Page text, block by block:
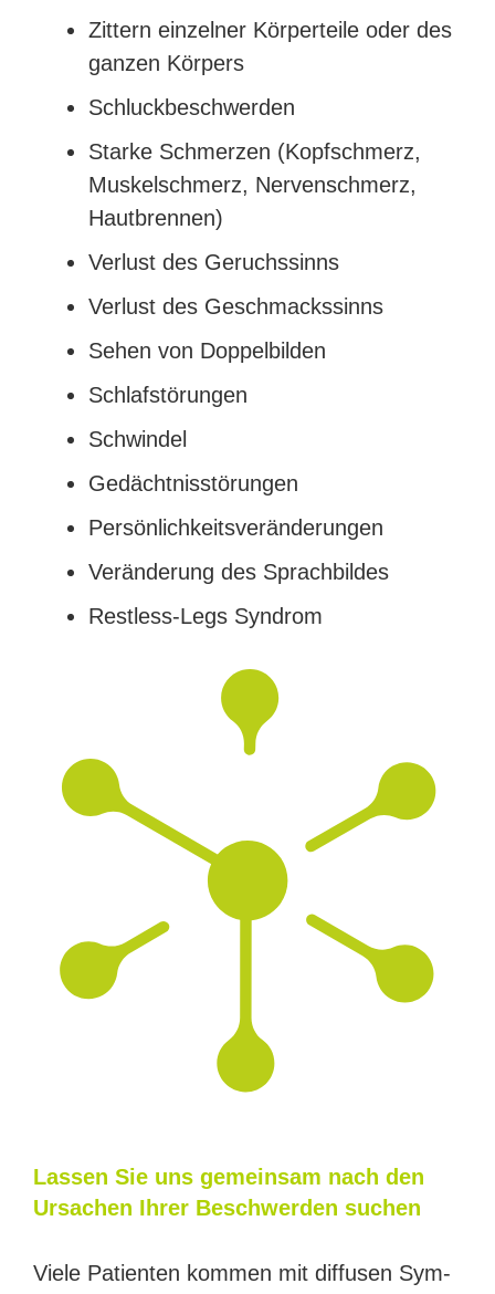
Zit­tern ein­zel­ner Kör­per­tei­le oder des
gan­zen Körpers
Schluck­be­schwer­den
Star­ke Schmer­zen (Kopf­schmerz,
Mus­kel­schmerz, Ner­ven­schmerz,
Hautbrennen)
Ver­lust des Geruchssinns
Ver­lust des Geschmackssinns
Sehen von Doppelbilden
Schlaf­stö­run­gen
Schwin­del
Gedächt­nis­stö­run­gen
Per­sön­lich­keits­ver­än­de­run­gen
Ver­än­de­rung des Sprachbildes
Restless-Legs Syn­drom
Las­sen Sie uns gemein­sam nach den
Ursa­chen Ihrer Beschwer­den suchen
Vie­le Pati­en­ten kom­men mit dif­fu­sen Sym­